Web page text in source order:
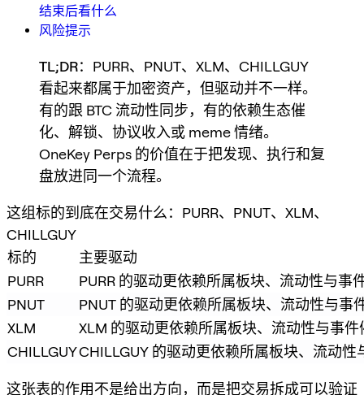
结束后看什么
风险提示
TL;DR：PURR、PNUT、XLM、CHILLGUY
看起来都属于加密资产，但驱动并不一样。
有的跟 BTC 流动性同步，有的依赖生态催
化、解锁、协议收入或 meme 情绪。
OneKey Perps 的价值在于把发现、执行和复
盘放进同一个流程。
这组标的到底在交易什么：PURR、PNUT、XLM、
CHILLGUY
标的
主要驱动
PURR
PURR 的驱动更依赖所属板块、流动性与事
PNUT
PNUT 的驱动更依赖所属板块、流动性与事
XLM
XLM 的驱动更依赖所属板块、流动性与事
CHILLGUYCHILLGUY 的驱动更依赖所属板块、流动
这张表的作用不是给出方向，而是把交易拆成可以验证